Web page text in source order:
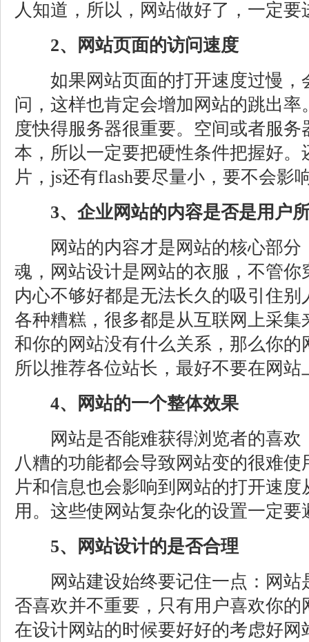
人知道，所以，网站做好了，一定
2、网站页面的访问速度
如果网站页面的打开速度过慢，
问，这样也肯定会增加网站的跳出
度快得服务器很重要。空间或者服
本，所以一定要把硬性条件把握好
片，js还有flash要尽量小，要不会影
3、企业网站的内容是否是用户
网站的内容才是网站的核心部分
魂，网站设计是网站的衣服，不管
内心不够好都是无法长久的吸引住
各种糟糕，很多都是从互联网上采
和你的网站没有什么关系，那么你
所以推荐各位站长，最好不要在网
4、网站的一个整体效果
网站是否能难获得浏览者的喜欢
八糟的功能都会导致网站变的很难
片和信息也会影响到网站的打开速
用。这些使网站复杂化的设置一定要
5、网站设计的是否合理
网站建设始终要记住一点：网站
否喜欢并不重要，只有用户喜欢你
在设计网站的时候要好好的考虑好